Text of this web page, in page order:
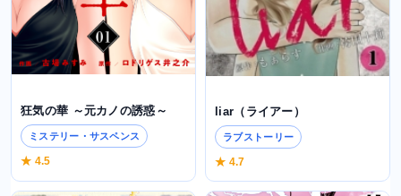
狂気の華 ～元カノの誘惑～
ミステリー・サスペンス
★ 4.5
liar（ライアー）
ラブストーリー
★ 4.7